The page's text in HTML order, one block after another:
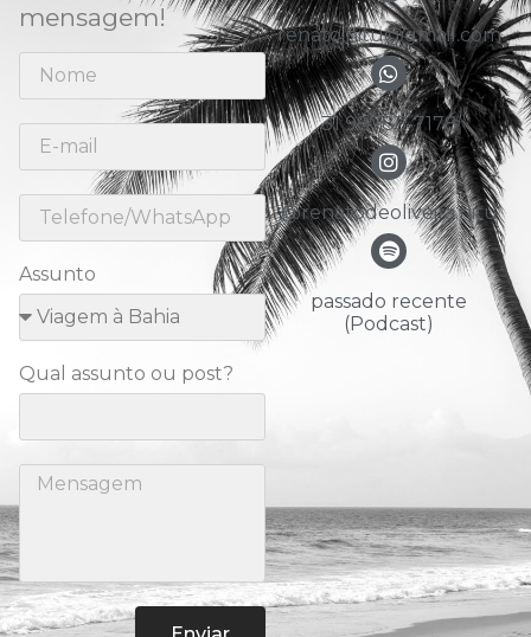
mensagem!
Assunto
Qual assunto ou post?
renato.nitu@gmail.com
31 98783-7178
@renatodeoliveira.nitu
passado recente
(Podcast)